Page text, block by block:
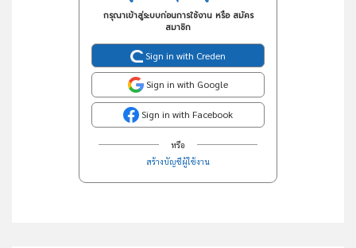
กรุณาเข้าสู่ระบบก่อนการใช้งาน หรือ สมัคร
สมาชิก
Sign in with Creden
Sign in with Google
Sign in with Facebook
หรือ
สร้างบัญชีผู้ใช้งาน